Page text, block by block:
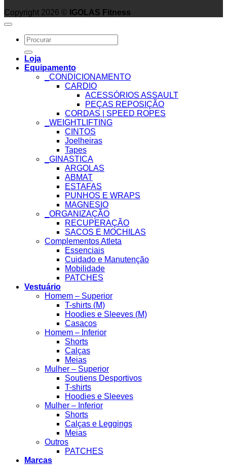
Copyright 2026 © IGOLAS Fitness
Search
for:
Loja
Equipamento
_CONDICIONAMENTO
CARDIO
ACESSÓRIOS ASSAULT
PEÇAS REPOSIÇÃO
CORDAS | SPEED ROPES
_WEIGHTLIFTING
CINTOS
Joelheiras
Tapes
_GINASTICA
ARGOLAS
ABMAT
ESTAFAS
PUNHOS E WRAPS
MAGNESIO
_ORGANIZAÇÃO
RECUPERAÇÃO
SACOS E MOCHILAS
Complementos Atleta
Essenciais
Cuidado e Manutenção
Mobilidade
PATCHES
Vestuário
Homem – Superior
T-shirts (M)
Hoodies e Sleeves (M)
Casacos
Homem – Inferior
Shorts
Calças
Meias
Mulher – Superior
Soutiens Desportivos
T-shirts
Hoodies e Sleeves
Mulher – Inferior
Shorts
Calças e Leggings
Meias
Outros
PATCHES
Marcas